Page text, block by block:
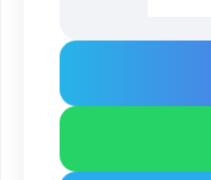
время.